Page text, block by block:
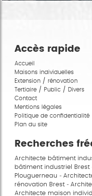
Accès rapide
Accueil
Maisons individuelles
Extension / rénovation
Tertiaire / Public / Divers
Contact
Mentions légales
Politique de confidentialité
Plan du site
Recherches
Architecte bâtiment
bâtiment industriel Brest
Plouguerneau
rénovation Brest
Architecte maison